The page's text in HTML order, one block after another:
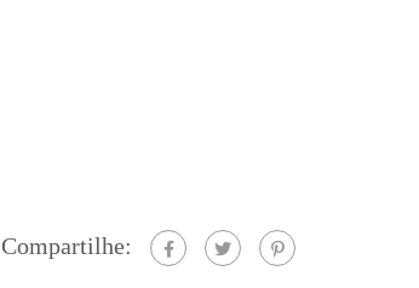
Compartilhe: